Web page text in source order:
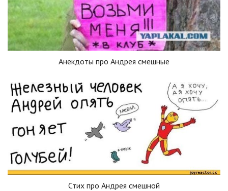
Анекдоты про Андрея смешные
Стих про Андрея смешной